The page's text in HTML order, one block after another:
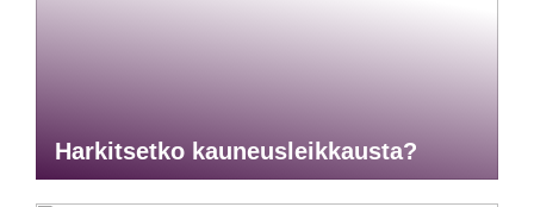
Harkitsetko kauneusleikkausta?